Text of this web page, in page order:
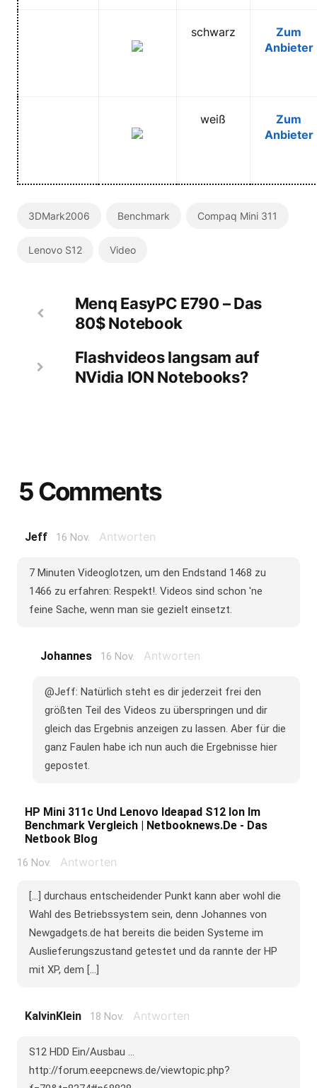
schwarz
Zum
Anbieter
weiß
Zum
Anbieter
3DMark2006 Benchmark Compaq Mini 311
Lenovo S12 Video
Menq EasyPC E790 – Das
80$ Notebook
Flashvideos langsam auf
NVidia ION Notebooks?
5 Comments
Jeff 16 Nov. Antworten
7 Minuten Videoglotzen, um den Endstand 1468 zu
1466 zu erfahren: Respekt!. Videos sind schon 'ne
feine Sache, wenn man sie gezielt einsetzt.
Johannes 16 Nov. Antworten
@Jeff: Natürlich steht es dir jederzeit frei den
größten Teil des Videos zu überspringen und dir
gleich das Ergebnis anzeigen zu lassen. Aber für die
ganz Faulen habe ich nun auch die Ergebnisse hier
gepostet.
HP Mini 311c Und Lenovo Ideapad S12 Ion Im
Benchmark Vergleich | Netbooknews.de - Das
Netbook Blog
16 Nov. Antworten
[...] durchaus entscheidender Punkt kann aber wohl die
Wahl des Betriebssystem sein, denn Johannes von
Newgadgets.de hat bereits die beiden Systeme im
Auslieferungszustand getestet und da rannte der HP
mit XP, dem [...]
KalvinKlein 18 Nov. Antworten
S12 HDD Ein/Ausbau ...
http://forum.eeepcnews.de/viewtopic.php?